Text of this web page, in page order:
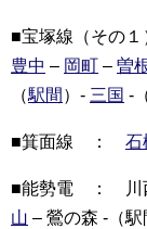
■宝塚線（その
豊中 – 岡町 – 曽
（駅間 ）- 三国 -
■箕面線 ： 石
■能勢電 ： 川
山 – 鶯の森 -（駅